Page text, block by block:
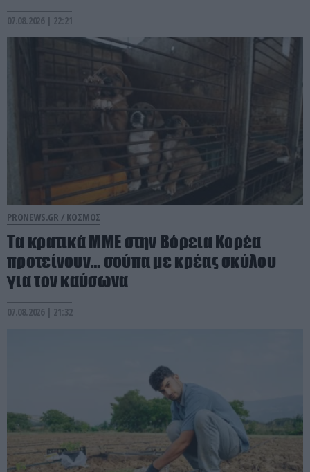
07.08.2026 | 22:21
PRONEWS.GR / ΚΟΣΜΟΣ
Τα κρατικά ΜΜΕ στην Βόρεια Κορέα
προτείνουν… σούπα με κρέας σκύλου
για τον καύσωνα
07.08.2026 | 21:32